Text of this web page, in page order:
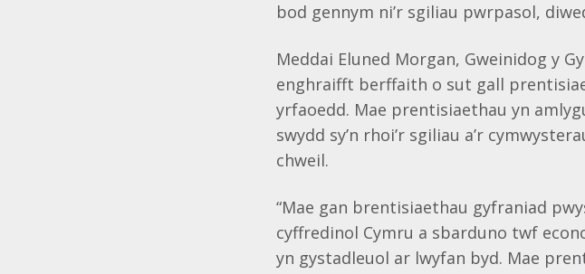
bod gennym ni’r sgiliau pwrpasol,
Meddai Eluned Morgan, Gweinidog y
enghraifft berffaith o sut gall
yrfaoedd. Mae prentisiaethau yn
swydd sy’n rhoi’r sgiliau a’r
chweil.
“Mae gan brentisiaethau gyfraniad
cyffredinol Cymru a sbarduno twf
yn gystadleuol ar lwyfan byd. Mae